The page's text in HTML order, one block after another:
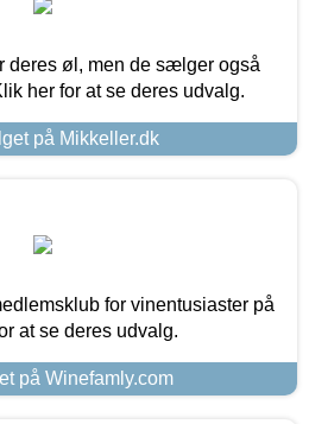
deres øl, men de sælger også
her for at se deres udvalg.
på Mikkeller.dk
for vinentusiaster på
at se deres udvalg.
på Winefamly.com